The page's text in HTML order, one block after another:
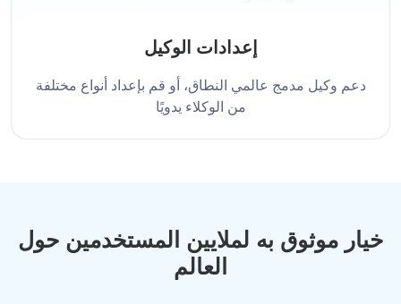
إعدادات الوكيل
دعم وكيل مدمج عالمي النطاق، أو قم بإعداد أنواع مختلفة
من الوكلاء يدويًا
خيار موثوق به لملايين المستخدمين حول
العالم